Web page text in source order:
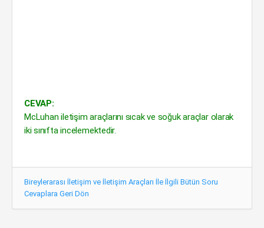
CEVAP:
McLuhan iletişim araçlarını sıcak ve soğuk araçlar olarak
iki sınıfta incelemektedir.
Bireylerarası İletişim ve İletişim Araçları İle İlgili Bütün Soru
Cevaplara Geri Dön